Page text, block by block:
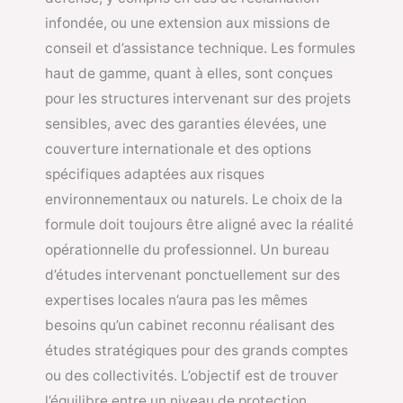
infondée, ou une extension aux missions de
conseil et d’assistance technique. Les formules
haut de gamme, quant à elles, sont conçues
pour les structures intervenant sur des projets
sensibles, avec des garanties élevées, une
couverture internationale et des options
spécifiques adaptées aux risques
environnementaux ou naturels. Le choix de la
formule doit toujours être aligné avec la réalité
opérationnelle du professionnel. Un bureau
d’études intervenant ponctuellement sur des
expertises locales n’aura pas les mêmes
besoins qu’un cabinet reconnu réalisant des
études stratégiques pour des grands comptes
ou des collectivités. L’objectif est de trouver